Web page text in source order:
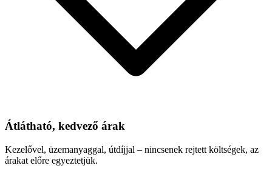
Átlátható, kedvező árak
Kezelővel, üzemanyaggal, útdíjjal – nincsenek rejtett költségek, az
árakat előre egyeztetjük.